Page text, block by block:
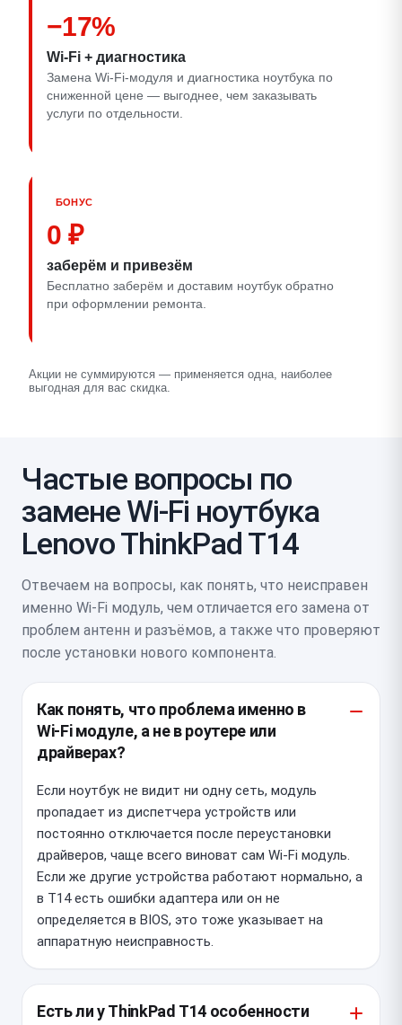
−17%
Wi‑Fi + диагностика
Замена Wi‑Fi-модуля и диагностика ноутбука по
сниженной цене — выгоднее, чем заказывать
услуги по отдельности.
БОНУС
0 ₽
заберём и привезём
Бесплатно заберём и доставим ноутбук обратно
при оформлении ремонта.
Акции не суммируются — применяется одна, наиболее
выгодная для вас скидка.
Частые вопросы по
замене Wi-Fi ноутбука
Lenovo ThinkPad T14
Отвечаем на вопросы, как понять, что неисправен
именно Wi‑Fi модуль, чем отличается его замена от
проблем антенн и разъёмов, а также что проверяют
после установки нового компонента.
Как понять, что проблема именно в
Wi‑Fi модуле, а не в роутере или
драйверах?
Если ноутбук не видит ни одну сеть, модуль
пропадает из диспетчера устройств или
постоянно отключается после переустановки
драйверов, чаще всего виноват сам Wi‑Fi модуль.
Если же другие устройства работают нормально, а
в T14 есть ошибки адаптера или он не
определяется в BIOS, это тоже указывает на
аппаратную неисправность.
Есть ли у ThinkPad T14 особенности